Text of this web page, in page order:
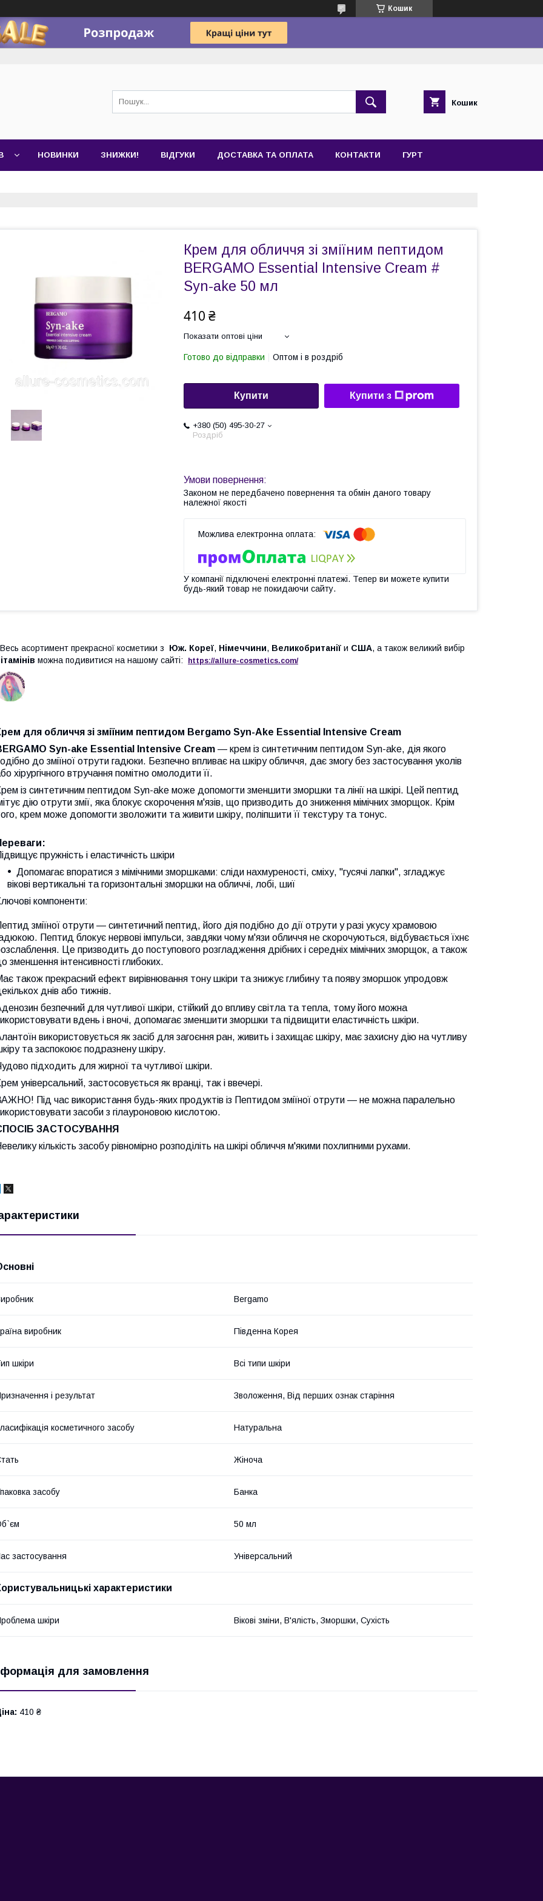
Кошик
Кошик
НОВИНКИ ЗНИЖКИ! ВІДГУКИ ДОСТАВКА ТА ОПЛАТА КОНТАКТИ ГУРТ
Крем для обличчя зі зміїним пептидом
BERGAMO Essential Intensive Cream #
Syn-ake 50 мл
410 ₴
Показати оптові ціни
Готово до відправки Оптом і в роздріб
Купити Купити з
+380 (50) 495-30-27
Роздріб
Законом не передбачено повернення та обмін даного товару
належної якості
У компанії підключені електронні платежі. Тепер ви можете купити
будь-який товар не покидаючи сайту.
Весь асортимент прекрасної косметики з Юж. Кореї, Німеччини, Великобританії и США, а також великий вибір
можна подивитися на нашому сайті: https://allure-cosmetics.com/
для обличчя зі зміїним пептидом Bergamo Syn-Ake Essential Intensive Cream
Syn-ake Essential Intensive Cream — крем із синтетичним пептидом Syn-ake, дія якого
до зміїної отрути гадюки. Безпечно впливає на шкіру обличчя, дає змогу без застосування уколів
хірургічного втручання помітно омолодити її.
із синтетичним пептидом Syn-ake може допомогти зменшити зморшки та лінії на шкірі. Цей пептид
дію отрути змії, яка блокує скорочення м'язів, що призводить до зниження мімічних зморщок. Крім
крем може допомогти зволожити та живити шкіру, поліпшити її текстуру та тонус.
пружність і еластичність шкіри
Допомагає впоратися з мімічними зморшками: сліди нахмуреності, сміху, "гусячі лапки", згладжує
вікові вертикальні та горизонтальні зморшки на обличчі, лобі, шиї
компоненти:
зміїної отрути — синтетичний пептид, його дія подібно до дії отрути у разі укусу храмовою
Пептид блокує нервові імпульси, завдяки чому м'язи обличчя не скорочуються, відбувається їхнє
Це призводить до поступового розгладження дрібних і середніх мімічних зморщок, а також
зменшення інтенсивності глибоких.
також прекрасний ефект вирівнювання тону шкіри та знижує глибину та появу зморшок упродовж
днів або тижнів.
безпечний для чутливої шкіри, стійкий до впливу світла та тепла, тому його можна
вдень і вночі, допомагає зменшити зморшки та підвищити еластичність шкіри.
використовується як засіб для загоєння ран, живить і захищає шкіру, має захисну дію на чутливу
та заспокоює подразнену шкіру.
підходить для жирної та чутливої шкіри.
універсальний, застосовується як вранці, так і ввечері.
Під час використання будь-яких продуктів із Пептидом зміїної отрути — не можна паралельно
засоби з гілауроновою кислотою.
ЗАСТОСУВАННЯ
кількість засобу рівномірно розподіліть на шкірі обличчя м'якими похлипними рухами.
Bergamo
виробник Південна Корея
шкіри Всі типи шкіри
і результат Зволоження, Від перших ознак старіння
косметичного засобу Натуральна
Жіноча
засобу Банка
50 мл
застосування Універсальний
характеристики
шкіри Вікові зміни, В'ялість, Зморшки, Сухість
для замовлення
410 ₴